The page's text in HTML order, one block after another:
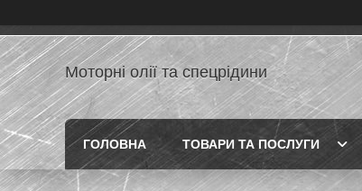
Моторні олії та спецрідини
ГОЛОВНА ТОВАРИ ТА ПОСЛУГИ